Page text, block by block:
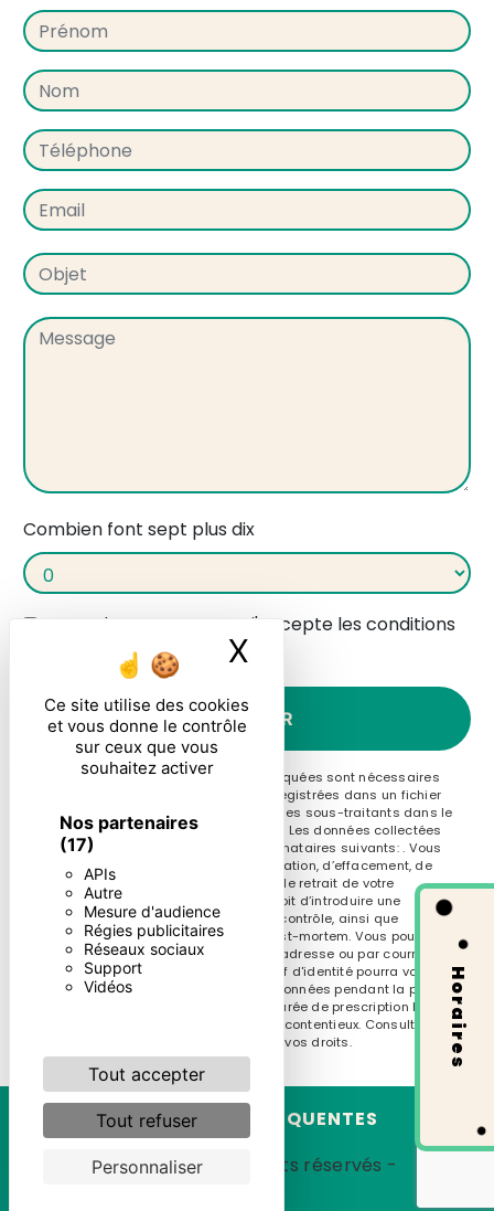
Ce site utilise des cookies
et vous donne le contrôle
sur ceux que vous
souhaitez activer
Nos partenaires
(17)
APIs
Autre
Mesure d'audience
Régies publicitaires
Réseaux sociaux
Support
Vidéos
Tout accepter
Tout refuser
Personnaliser
X
Horaires
Combien font sept plus dix
En cochant cette case, j'accepte les conditions
particulières ci-dessous **
ENVOYER
** Les données personnelles communiquées sont nécessaires
aux fins de vous contacter et sont enregistrées dans un fichier
informatisé. Elles sont destinées à et ses sous-traitants dans le
seul but de répondre à votre message. Les données collectées
seront communiquées aux seuls destinataires suivants: . Vous
disposez de droits d’accès, de rectification, d’effacement, de
portabilité, de limitation, d’opposition, de retrait de votre
consentement à tout moment et du droit d’introduire une
réclamation auprès d’une autorité de contrôle, ainsi que
d’organiser le sort de vos données post-mortem. Vous pouvez
exercer ces droits par voie postale à l'adresse ou par courrier
électronique à l'adresse . Un justificatif d'identité pourra vous
être demandé. Nous conservons vos données pendant la période
de prise de contact puis pendant la durée de prescription légale
aux fins probatoires et de gestion des contentieux. Consultez le
site cnil.fr pour plus d’informations sur vos droits.
RECHERCHES FRÉQUENTES
Vistalid- 2026 - Tous droits réservés -